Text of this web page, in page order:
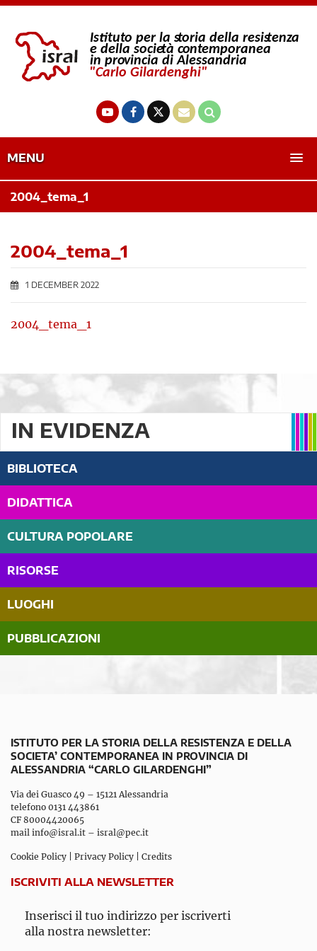
MENU
2004_tema_1
2004_tema_1
1 DECEMBER 2022
2004_tema_1
IN EVIDENZA
BIBLIOTECA
DIDATTICA
CULTURA POPOLARE
RISORSE
LUOGHI
PUBBLICAZIONI
ISTITUTO PER LA STORIA DELLA RESISTENZA E DELLA
SOCIETA’ CONTEMPORANEA IN PROVINCIA DI
ALESSANDRIA “CARLO GILARDENGHI”
Via dei Guasco 49 – 15121 Alessandria
telefono 0131 443861
CF 80004420065
mail info@isral.it – isral@pec.it
Cookie Policy Privacy Policy Credits
ISCRIVITI ALLA NEWSLETTER
Inserisci il tuo indirizzo per iscriverti
alla nostra newsletter: